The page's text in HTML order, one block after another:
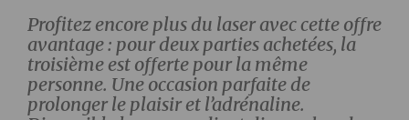
Profitez encore plus du laser avec cette offre
avantage : pour deux parties achetées, la
troisième est offerte pour la même
personne. Une occasion parfaite de
prolonger le plaisir et l’adrénaline.